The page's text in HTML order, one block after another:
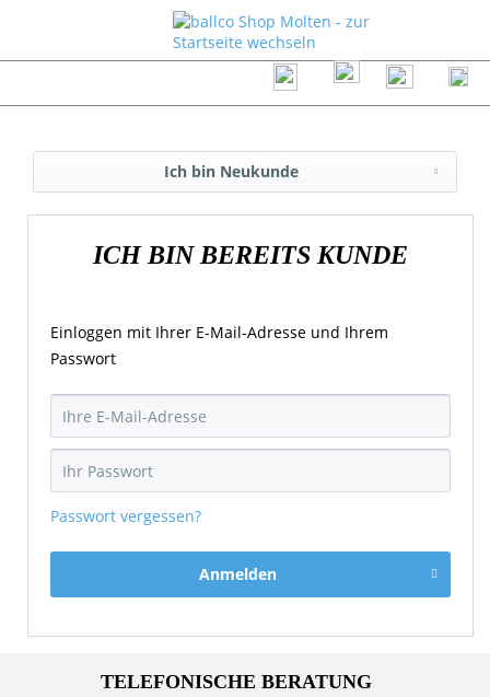
Ich bin Neukunde
ICH BIN BEREITS KUNDE
Einloggen mit Ihrer E-Mail-Adresse und Ihrem
Passwort
Passwort vergessen?
Anmelden
TELEFONISCHE BERATUNG